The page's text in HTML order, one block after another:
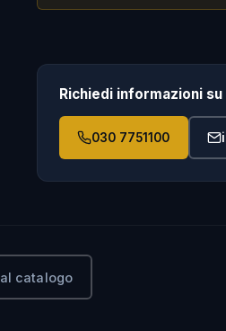
Richiedi informazioni su
030 7751100
catalogo